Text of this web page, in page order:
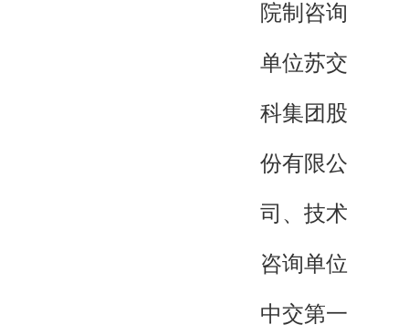
院制咨询
单位苏交
科集团股
份有限公
司、技术
咨询单位
中交第一